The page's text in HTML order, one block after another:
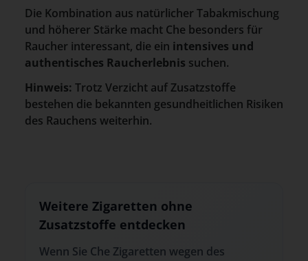
Die Kombination aus natürlicher Tabakmischung
und höherer Stärke macht Che besonders für
Raucher interessant, die ein intensives und
authentisches Raucherlebnis suchen.
Hinweis: Trotz Verzicht auf Zusatzstoffe
bestehen die bekannten gesundheitlichen Risiken
des Rauchens weiterhin.
Weitere Zigaretten ohne
Zusatzstoffe entdecken
Wenn Sie Che Zigaretten wegen des